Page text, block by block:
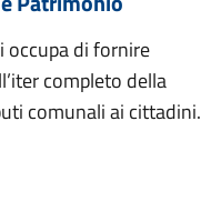
occupa di fornire
completo della
comunali ai cittadini.